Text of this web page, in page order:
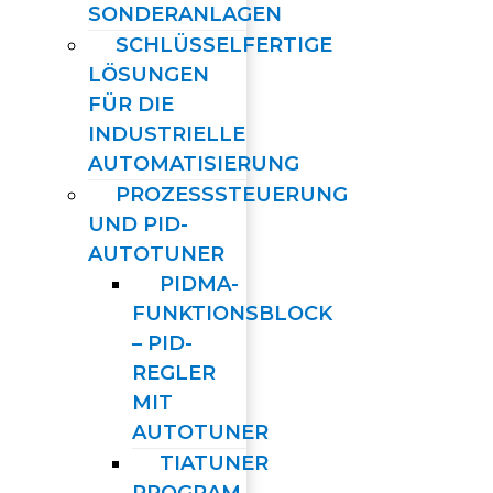
SONDERANLAGEN
SCHLÜSSELFERTIGE
LÖSUNGEN
FÜR DIE
INDUSTRIELLE
AUTOMATISIERUNG
PROZESSSTEUERUNG
UND PID-
AUTOTUNER
PIDMA-
FUNKTIONSBLOCK
– PID-
REGLER
MIT
AUTOTUNER
TIATUNER